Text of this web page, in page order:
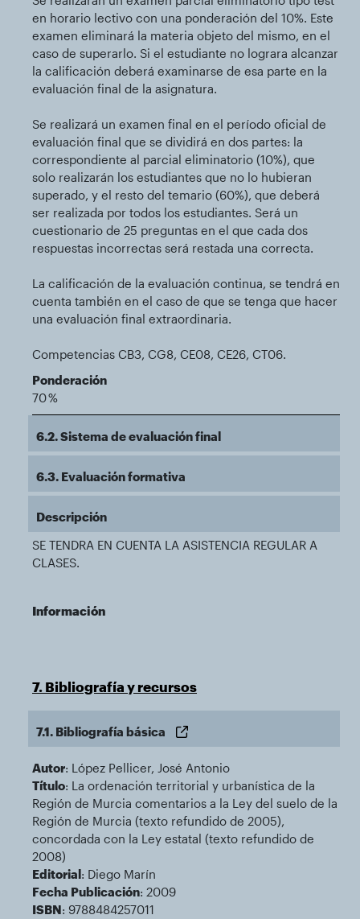
en horario lectivo con una ponderación del 10%. Este
examen eliminará la materia objeto del mismo, en el
caso de superarlo. Si el estudiante no lograra alcanzar
la calificación deberá examinarse de esa parte en la
evaluación final de la asignatura.
Se realizará un examen final en el período oficial de
evaluación final que se dividirá en dos partes: la
correspondiente al parcial eliminatorio (10%), que
solo realizarán los estudiantes que no lo hubieran
superado, y el resto del temario (60%), que deberá
ser realizada por todos los estudiantes. Será un
cuestionario de 25 preguntas en el que cada dos
respuestas incorrectas será restada una correcta.
La calificación de la evaluación continua, se tendrá en
cuenta también en el caso de que se tenga que hacer
una evaluación final extraordinaria.
Competencias CB3, CG8, CE08, CE26, CT06.
Ponderación
70 %
6.2. Sistema de evaluación final
6.3. Evaluación formativa
Descripción
SE TENDRA EN CUENTA LA ASISTENCIA REGULAR A
CLASES.
Información
7. Bibliografía y recursos
7.1. Bibliografía básica
Autor: López Pellicer, José Antonio
Título: La ordenación territorial y urbanística de la
Región de Murcia comentarios a la Ley del suelo de la
Región de Murcia (texto refundido de 2005),
concordada con la Ley estatal (texto refundido de
2008)
Editorial: Diego Marín
Fecha Publicación: 2009
ISBN: 9788484257011